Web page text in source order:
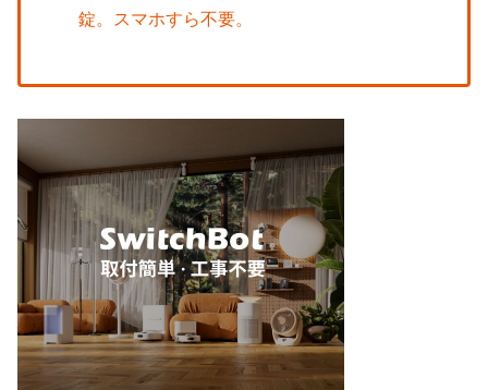
錠。スマホすら不要。